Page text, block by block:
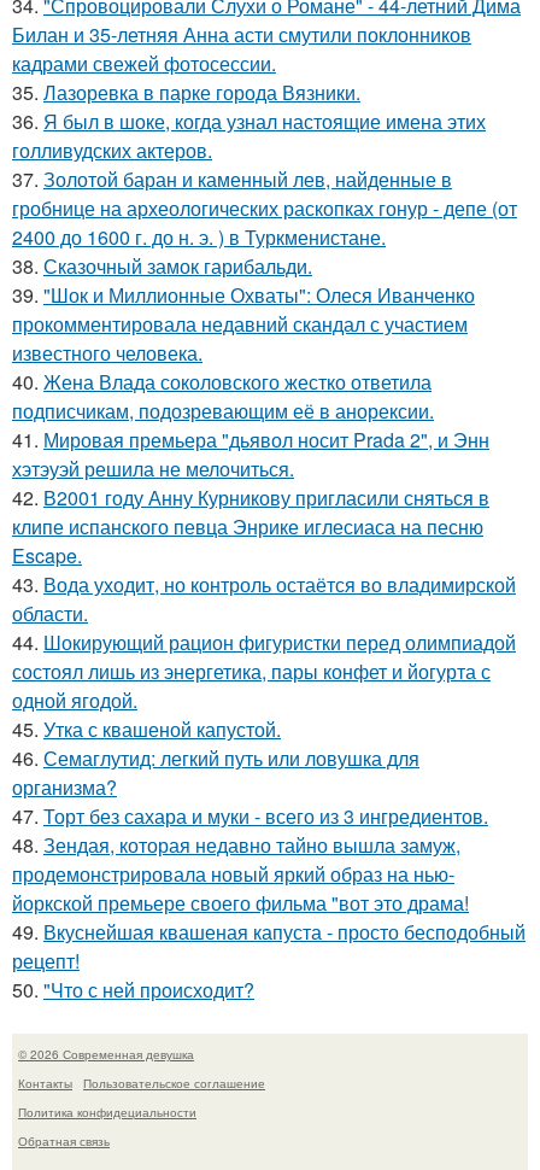
34. "Спровоцировали Слухи о Романе" - 44-летний Дима
Билан и 35-летняя Анна асти смутили поклонников
кадрами свежей фотосессии.
35. Лазоревка в парке города Вязники.
36. Я был в шоке, когда узнал настоящие имена этих
голливудских актеров.
37. Золотой баран и каменный лев, найденные в
гробнице на археологических раскопках гонур - депе (от
2400 до 1600 г. до н. э. ) в Туркменистане.
38. Сказочный замок гарибальди.
39. "Шок и Миллионные Охваты": Олеся Иванченко
прокомментировала недавний скандал с участием
известного человека.
40. Жена Влада соколовского жестко ответила
подписчикам, подозревающим её в анорексии.
41. Мировая премьера "дьявол носит Prada 2", и Энн
хэтэуэй решила не мелочиться.
42. В2001 году Анну Курникову пригласили сняться в
клипе испанского певца Энрике иглесиаса на песню
Escape.
43. Вода уходит, но контроль остаётся во владимирской
области.
44. Шокирующий рацион фигуристки перед олимпиадой
состоял лишь из энергетика, пары конфет и йогурта с
одной ягодой.
45. Утка с квашеной капустой.
46. Семаглутид: легкий путь или ловушка для
организма?
47. Торт без сахара и муки - всего из 3 ингредиентов.
48. Зендая, которая недавно тайно вышла замуж,
продемонстрировала новый яркий образ на нью-
йоркской премьере своего фильма "вот это драма!
49. Вкуснейшая квашеная капуста - просто бесподобный
рецепт!
50. "Что с ней происходит?
© 2026 Современная девушка
Контакты
Пользовательское соглашение
Политика конфидециальности
Обратная связь